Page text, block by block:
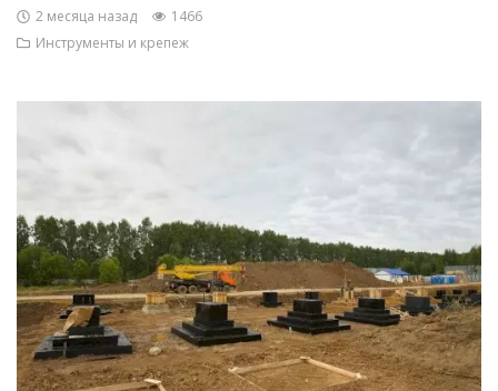
2 месяца назад
1466
Инструменты и крепеж